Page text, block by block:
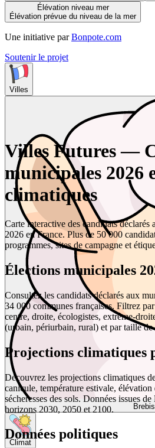
Élévation niveau mer
Élévation prévue du niveau de la mer
Une initiative par Bonpote.com
Soutenir le projet
Villes
Climat
Villes Futures —
municipales 2026
climatiques
Carte interactive des candidats déclarés
2026 en France. Plus de 50 000
programmes, sites de campagne et
Élections municipales
Consultez les candidats déclarés aux
34 000 communes françaises. Filtrez
centre, droite, écologistes, extrême-
(urbain, périurbain, rural) et par taille de
Projections climatiques
Découvrez les projections climatiques
canicule, température estivale,
sécheresses des sols. Données issues
horizons 2030, 2050 et 2100.
Données politiques